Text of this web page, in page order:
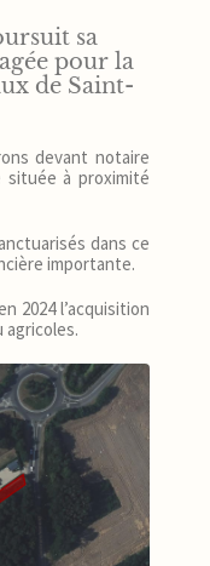
sa
pour la
de Saint-
devant notaire
située à proximité
dans ce
importante.
2024 l’acquisition
agricoles.